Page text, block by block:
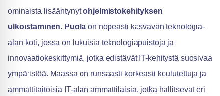
ominaista lisääntynytohjelmistokehityksen
ulkoistaminen. Puola on nopeasti kasvavan teknologia-
alan koti, jossa on lukuisia teknologiapuistoja ja
innovaatiokeskittymiä, jotka edistävät IT-kehitystä suosivaa
ympäristöä. Maassa on runsaasti korkeasti koulutettuja ja
ammattitaitoisia IT-alan ammattilaisia, jotka hallitsevat eri